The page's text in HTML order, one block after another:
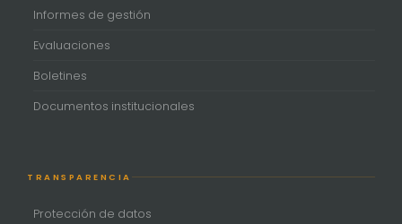
Informes de gestión
Evaluaciones
Boletines
Documentos institucionales
TRANSPARENCIA
Protección de datos